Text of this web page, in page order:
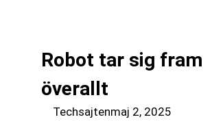
Robot tar sig fram
överallt
Techsajtenmaj 2, 2025